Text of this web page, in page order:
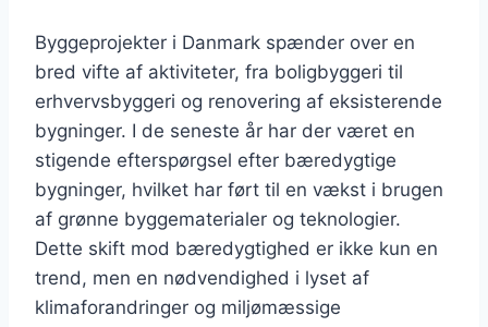
Byggeprojekter i Danmark spænder over en
bred vifte af aktiviteter, fra boligbyggeri til
erhvervsbyggeri og renovering af eksisterende
bygninger. I de seneste år har der været en
stigende efterspørgsel efter bæredygtige
bygninger, hvilket har ført til en vækst i brugen
af grønne byggematerialer og teknologier.
Dette skift mod bæredygtighed er ikke kun en
trend, men en nødvendighed i lyset af
klimaforandringer og miljømæssige